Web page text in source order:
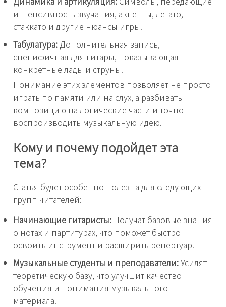
интенсивность звучания, акценты, легато,
стаккато и другие нюансы игры.
Табулатура: Дополнительная запись,
специфичная для гитары, показывающая
конкретные лады и струны.
Понимание этих элементов позволяет не просто
играть по памяти или на слух, а разбивать
композицию на логические части и точно
воспроизводить музыкальную идею.
Кому и почему подойдет эта
тема?
Статья будет особенно полезна для следующих
групп читателей:
Начинающие гитаристы: Получат базовые знания
о нотах и партитурах, что поможет быстро
освоить инструмент и расширить репертуар.
Музыкальные студенты и преподаватели:Усилят
теоретическую базу, что улучшит качество
обучения и понимания музыкального
материала.